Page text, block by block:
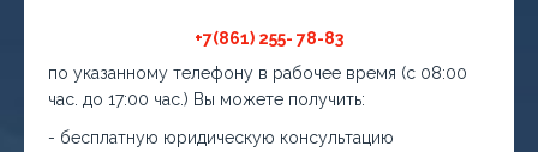
+7(861) 255- 78-83
по указанному телефону в рабочее время (с 08:00
час. до 17:00 час.) Вы можете получить:
- бесплатную юридическую консультацию